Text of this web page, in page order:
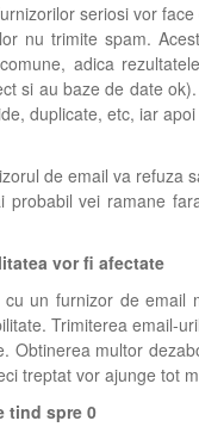
seriosi vor
nu trimite spam.
adica
si au baze de date
duplicate, etc, iar
de email va refuza
probabil vei ramane
vor fi afectate
un furnizor de
Trimiterea email-
Obtinerea multor
treptat vor ajunge tot
tind spre 0